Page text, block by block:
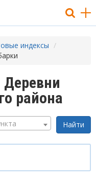
индексы
района